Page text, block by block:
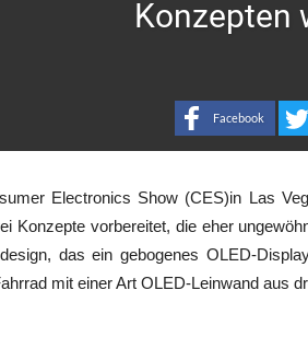
Konzepten
Facebook
Electronics Show (CES)in Las
Konzepte vorbereitet, die eher
das ein gebogenes OLED-
mit einer Art OLED-Leinwand aus